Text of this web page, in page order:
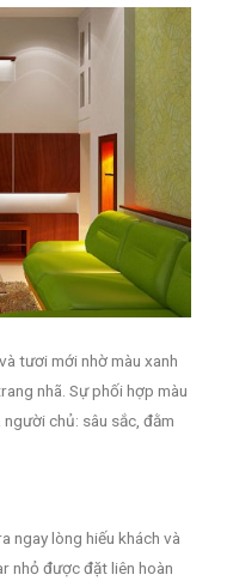
tươi mới nhờ màu xanh
nhã. Sự phối hợp màu
chủ: sâu sắc, đằm
ngay lòng hiếu khách và
nhỏ được đặt liên hoàn